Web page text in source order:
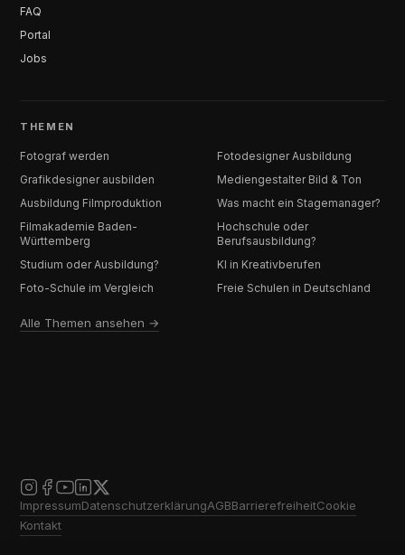
FAQ
Portal
Jobs
THEMEN
Fotograf werden
Fotodesigner Ausbildung
Grafikdesigner ausbilden
Mediengestalter Bild & Ton
Ausbildung Filmproduktion
Was macht ein Stagemanager?
Filmakademie Baden-
Württemberg
Hochschule oder
Berufsausbildung?
Studium oder Ausbildung?
KI in Kreativberufen
Foto-Schule im Vergleich
Freie Schulen in Deutschland
Alle Themen ansehen →
ImpressumDatenschutzerklärungAGBBarrierefreiheitCookie
Kontakt